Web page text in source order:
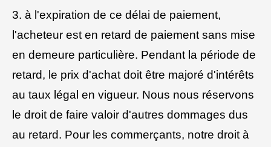
3. à l'expiration de ce délai de paiement,
l'acheteur est en retard de paiement sans mise
en demeure particulière. Pendant la période de
retard, le prix d'achat doit être majoré d'intérêts
au taux légal en vigueur. Nous nous réservons
le droit de faire valoir d'autres dommages dus
au retard. Pour les commerçants, notre droit à